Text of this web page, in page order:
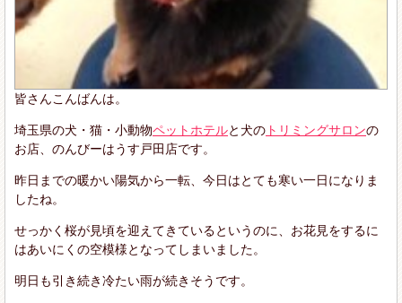
皆さんこんばんは。
埼玉県の犬・猫・小動物ペットホテルと犬の トリミングサロンの
お店、のんびーはうす戸田店です。
昨日までの暖かい陽気から一転、今日はとても寒い一日になりま
したね。
せっかく桜が見頃を迎えてきているというのに、お花見をするに
はあいにくの空模様となってしまいました。
明日も引き続き冷たい雨が続きそうです。